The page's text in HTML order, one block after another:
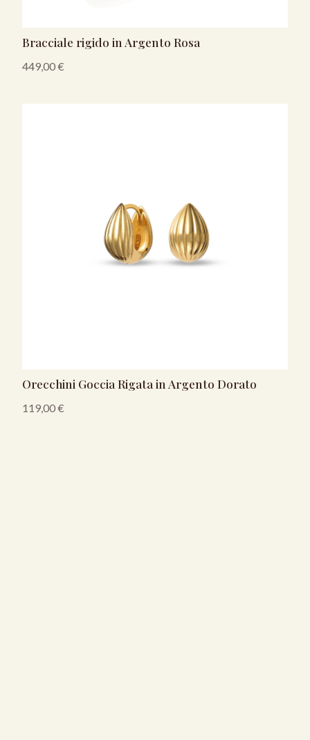
Bracciale rigido in Argento Rosa
449,00€
Orecchini Goccia Rigata in Argento Dorato
119,00€